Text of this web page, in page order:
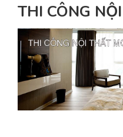
THI CÔNG